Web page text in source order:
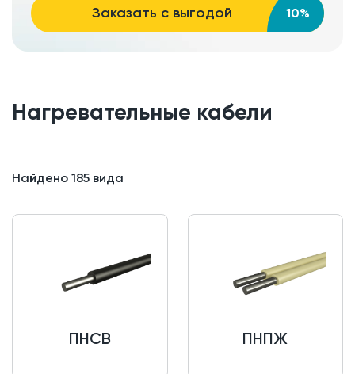
Заказать с выгодой 10%
Нагревательные кабели
Найдено 185 вида
ПНСВ ПНПЖ